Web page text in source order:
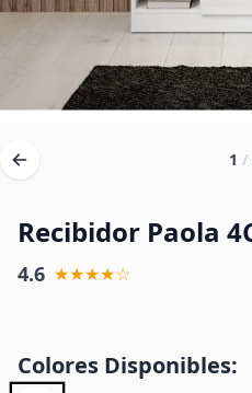
1 /
Recibidor Paola
4.6 ★★★★☆
Colores Disponibles: